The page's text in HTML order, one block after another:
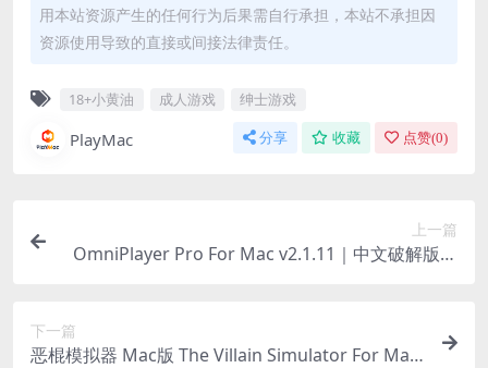
用本站资源产生的任何行为后果需自行承担，本站不承担因
资源使用导致的直接或间接法律责任。
18+小黄油 成人游戏 绅士游戏
PlayMac 分享 收藏 点赞(0)
上一篇
OmniPlayer Pro For Mac v2.1.11｜中文破解版｜
下一篇
恶棍模拟器 Mac版 The Villain Simulator For Mac